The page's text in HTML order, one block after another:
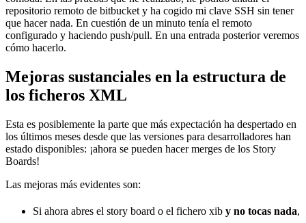
repositorio remoto de bitbucket y ha cogido mi clave SSH sin tener
que hacer nada. En cuestión de un minuto tenía el remoto
configurado y haciendo push/pull. En una entrada posterior veremos
cómo hacerlo.
Mejoras sustanciales en la estructura de
los ficheros XML
Esta es posiblemente la parte que más expectación ha despertado en
los últimos meses desde que las versiones para desarrolladores han
estado disponibles: ¡ahora se pueden hacer merges de los Story
Boards!
Las mejoras más evidentes son:
Si ahora abres el story board o el fichero xib y no tocas nada,